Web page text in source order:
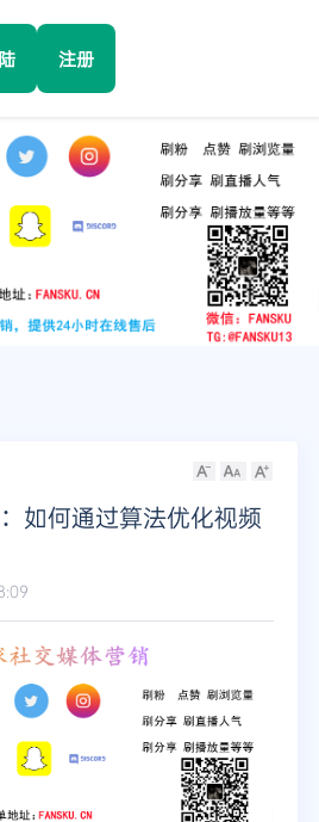
注册
Facebook
TikTok
YouTube
Twitter
如何通过算法优化视频